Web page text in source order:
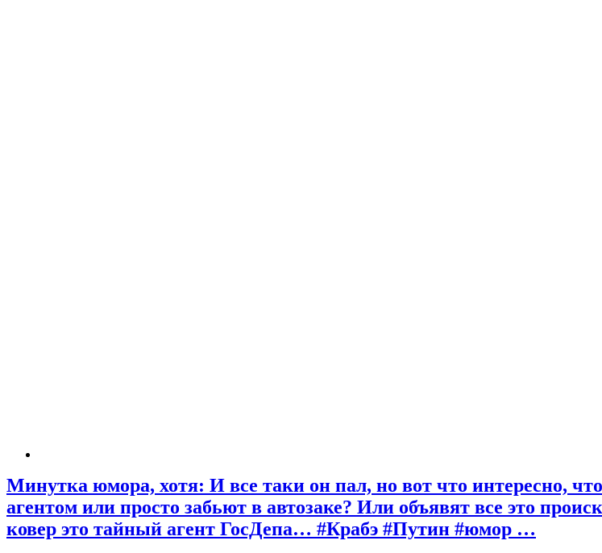
Минутка юмора, хотя: И все таки он пал, но вот что интересно,
агентом или просто забьют в автозаке? Или объявят все это
ковер это тайный агент ГосДепа… #Крабэ #Путин #юмор …